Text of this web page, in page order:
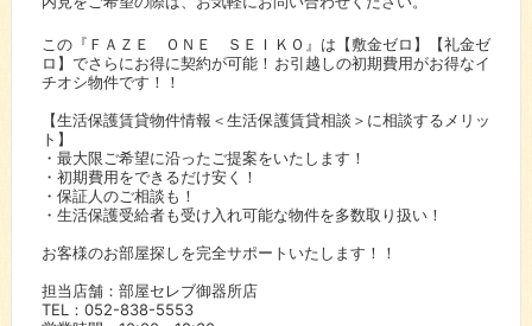
この『ＦＡＺＥ ＯＮＥ ＳＥＩＫＯ』は【敷金ゼロ】【礼金ゼ
ロ】でさらにお得に契約が可能！お引越しの初期費用がお得なイ
チオシ物件です！！
【生活保護賃貸物件情報＜生活保護賃貸相談＞に相談するメリッ
ト】
・最大限ご希望に沿ったご提案をいたします！
・初期費用をできるだけ安く！
・保証人のご相談も！
・生活保護受給者も受け入れ可能な物件を多数取り扱い！
お客様のお部屋探しを完全サポートいたします！！
担当店舗：部屋セレブ御器所店
TEL：052-838-5553